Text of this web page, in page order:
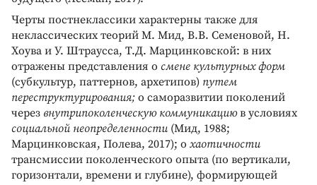
Черты постнеклассики характерны также для
неклассических теорий М. Мид, В.В. Семеновой, Н.
Хоува и У. Штраусса, Т.Д. Марцинковской: в них
отражены представления о смене культурных форм
(субкультур, паттернов, архетипов) путем
переструктурирования; о саморазвитии поколений
через внутрипоколенческую коммуникациюв условиях
социальной неопределенности (Мид, 1988;
Марцинковская, Полева, 2017); о хаотичности
трансмиссии поколенческого опыта (по вертикали,
горизонтали, времени и глубине), формирующей